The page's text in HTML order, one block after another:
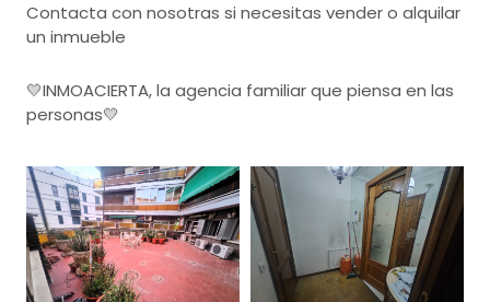
Contacta con nosotras si necesitas vender o alquilar
un inmueble
💛INMOACIERTA, la agencia familiar que piensa en las
personas💛